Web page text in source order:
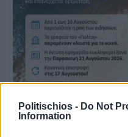
Politischios - Do Not
Information
Πριν 8 ημέρες